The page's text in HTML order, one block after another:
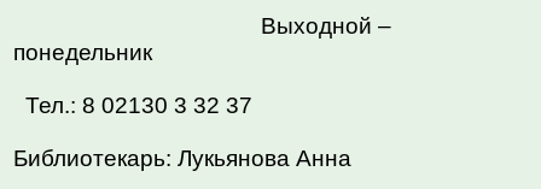
Выходной –
понедельник
Тел.: 8 02130 3 32 37
Библиотекарь: Лукьянова Анна